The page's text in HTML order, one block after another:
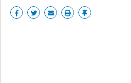
Share ShareSharePrint Enllaç